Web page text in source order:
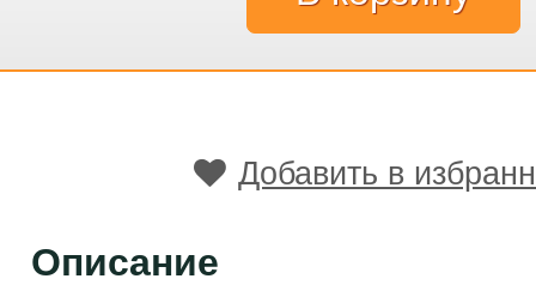
Добавить в
Описание